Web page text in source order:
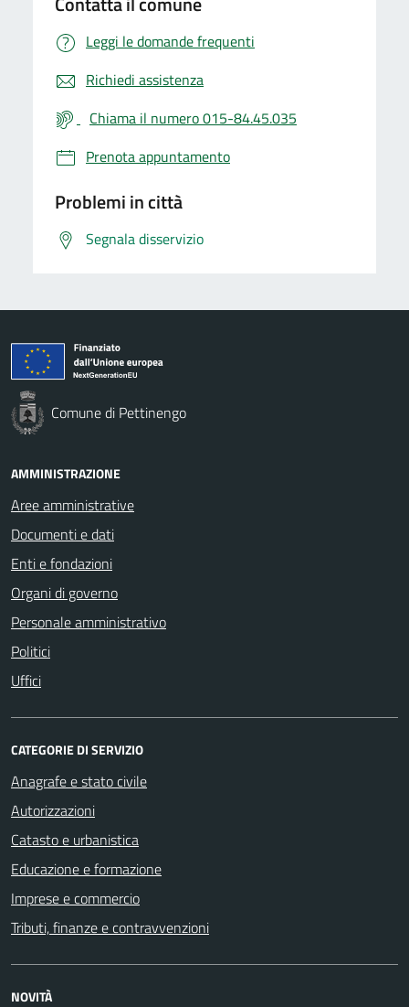
Leggi le domande frequenti
Richiedi assistenza
Chiama il numero 015-84.45.035
Prenota appuntamento
Problemi in città
Segnala disservizio
Comune di Pettinengo
AMMINISTRAZIONE
Aree amministrative
Documenti e dati
Enti e fondazioni
Organi di governo
Personale amministrativo
Politici
Uffici
CATEGORIE DI SERVIZIO
Anagrafe e stato civile
Autorizzazioni
Catasto e urbanistica
Educazione e formazione
Imprese e commercio
Tributi, finanze e contravvenzioni
NOVITÀ